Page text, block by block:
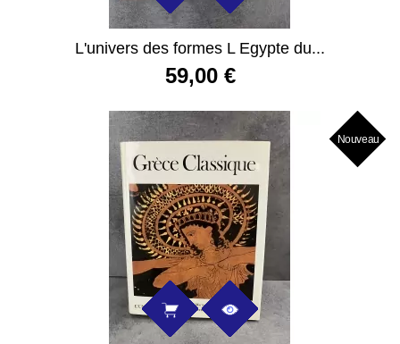
L'univers des formes L Egypte du...
59,00 €
Nouveau